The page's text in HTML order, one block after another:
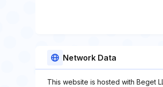
Network Data
This website is hosted with Beget